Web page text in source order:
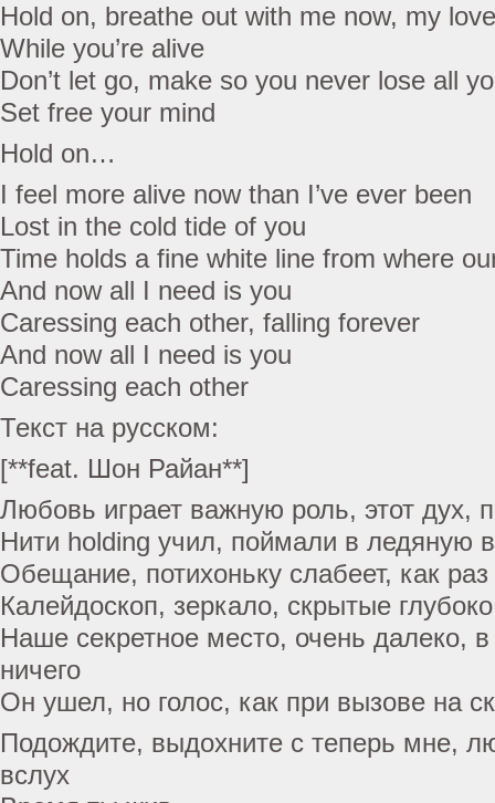
Hold on, breathe out with me now, my
While you’re alive
Don’t let go, make so you never lose all
Set free your mind
Hold on…
I feel more alive now than I’ve ever been
Lost in the cold tide of you
Time holds a fine white line from where
And now all I need is you
Caressing each other, falling forever
And now all I need is you
Caressing each other
Текст на русском:
[**feat. Шон Райан**]
Любовь играет важную роль, этот дух,
Нити holding учил, поймали в ледяную
Обещание, потихоньку слабеет, как
Калейдоскоп, зеркало, скрытые
Наше секретное место, очень далеко,
ничего
Он ушел, но голос, как при вызове на
Подождите, выдохните с теперь мне,
вслух